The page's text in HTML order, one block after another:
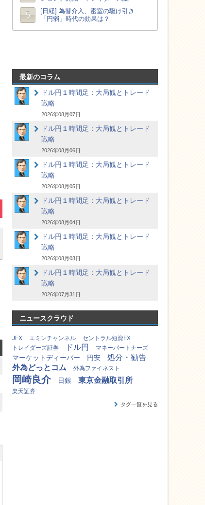
最新のコラム
ドル円１時間足：大局観とトレード
戦略
2026年08月07日
ドル円１時間足：大局観とトレード
戦略
2026年08月06日
ドル円１時間足：大局観とトレード
戦略
2026年08月05日
ドル円１時間足：大局観とトレード
戦略
2026年08月04日
ドル円１時間足：大局観とトレード
戦略
2026年08月03日
ドル円１時間足：大局観とトレード
戦略
2026年07月31日
ニュースクラウド
JFX エミンチャンネル
セントラル短資FX
トレイダーズ証券
ドル円 マネーパートナーズ
マーケットディーパー 円安
処分・勧告
外為どっとコム
外為ファイネスト
岡崎良介 日銀 東京金融取引所
楽天証券
タグ一覧を見る